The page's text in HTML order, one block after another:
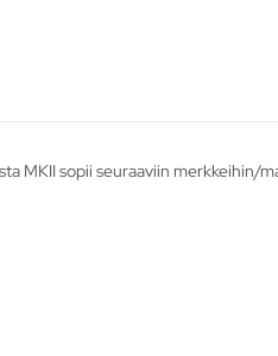
MKII sopii seuraaviin merkkeihin/